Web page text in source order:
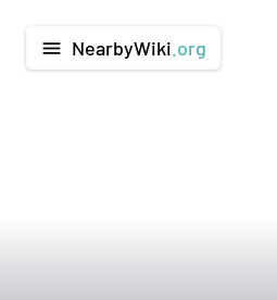
menu NearbyWiki .org